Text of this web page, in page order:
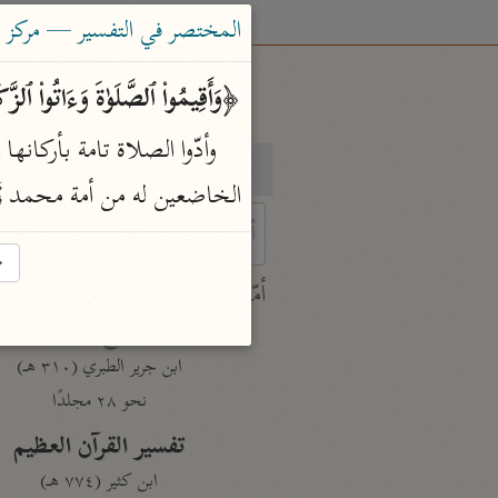
بحث
characters for results.
أمّهات
ابن جرير الطبري (٣١٠ هـ)
نحو ٢٨ مجلدًا
تفسير القرآن العظيم
ابن كثير (٧٧٤ هـ)
المختصر في التفسير — مركز
﴿وَأَقِیمُوا۟ ٱلصَّلَوٰةَ وَءَاتُوا۟
الخاضعين له من أمة